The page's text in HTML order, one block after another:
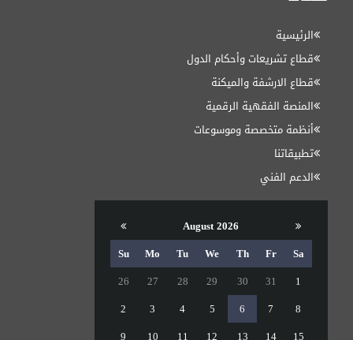
الرئيسية
قطاع تشريعات وأحكام الدول
قطاع الارشفة والميكنة
المنصة الفقهية الرقمية
أنظمة متخصصة وموسوعات
تطبيقاتنا
الدعم الفني
August 2026
Su
Mo Tu We Th Fr
Sa
26
27 28 29 30 31
1
2
3 4 5 6 7
8